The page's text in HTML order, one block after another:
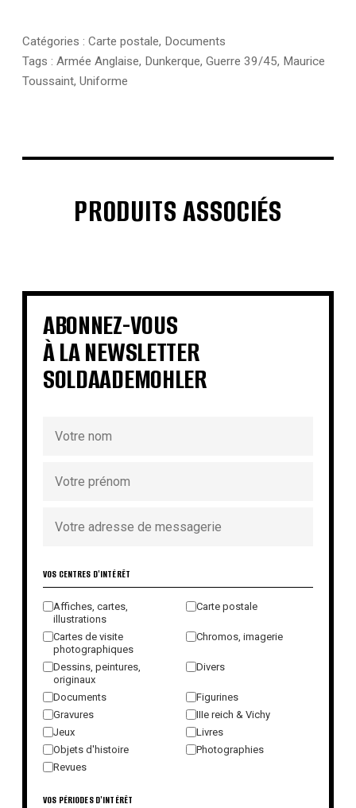
Catégories : Carte postale, Documents
Tags : Armée Anglaise, Dunkerque, Guerre 39/45, Maurice
Toussaint, Uniforme
PRODUITS ASSOCIÉS
€ €
€ € €
€
ABONNEZ-VOUS
À LA NEWSLETTER
SOLDAADEMOHLER
VOS CENTRES D'INTÉRÊT
Affiches, cartes,
illustrations
Carte postale
Cartes de visite
photographiques
Chromos, imagerie
Dessins, peintures,
originaux
Divers
Documents
Figurines
Gravures
IIIe reich & Vichy
Jeux
Livres
Objets d'histoire
Photographies
Revues
VOS PÉRIODES D'INTÉRÊT